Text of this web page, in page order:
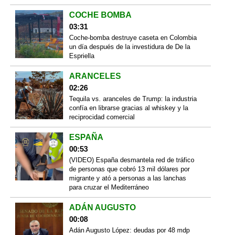
COCHE BOMBA
03:31
Coche-bomba destruye caseta en Colombia
un día después de la investidura de De la
Espriella
ARANCELES
02:26
Tequila vs. aranceles de Trump: la industria
confía en librarse gracias al whiskey y la
reciprocidad comercial
ESPAÑA
00:53
(VIDEO) España desmantela red de tráfico
de personas que cobró 13 mil dólares por
migrante y ató a personas a las lanchas
para cruzar el Mediterráneo
ADÁN AUGUSTO
00:08
Adán Augusto López: deudas por 48 mdp